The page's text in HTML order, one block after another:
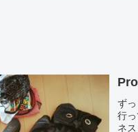
ず
行
ネ